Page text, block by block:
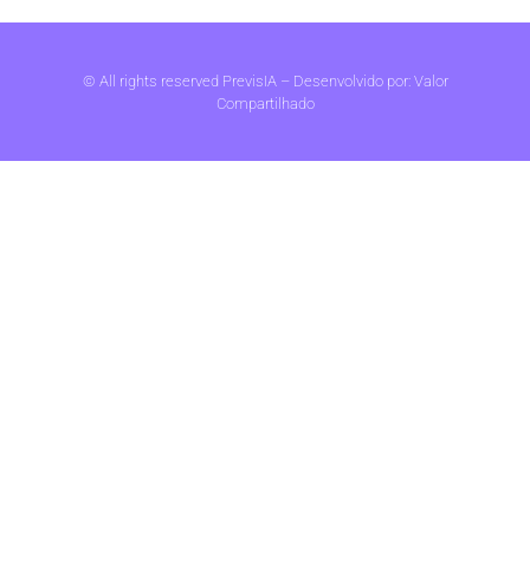
© All rights reserved PrevisIA – Desenvolvido por: Valor
Compartilhado